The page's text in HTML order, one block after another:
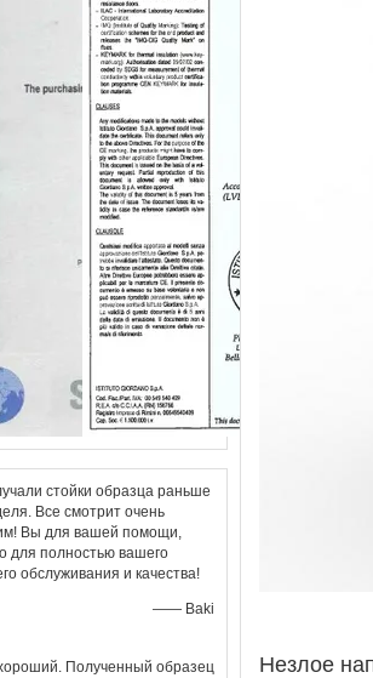
стойки образца раньше
Все смотрит очень
Вы для вашей помощи,
для полностью вашего
обслуживания и качества!
—— Baki
Полученный образец
Незлое